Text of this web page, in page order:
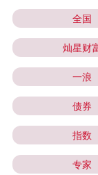
全国
灿星财
一浪
债券
指数
专家